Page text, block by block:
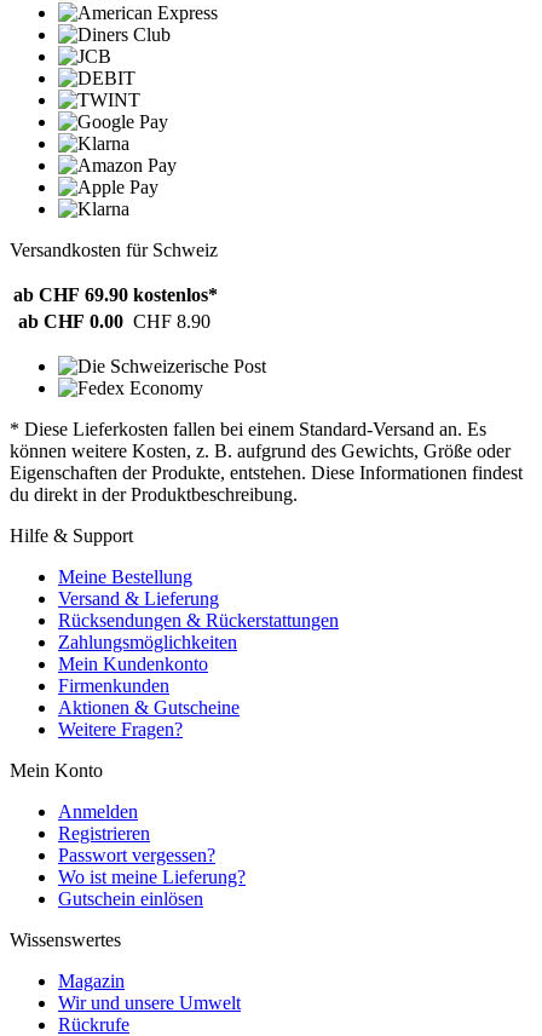
Versandkosten für Schweiz
ab CHF 69.90 kostenlos*
ab CHF 0.00 CHF 8.90
* Diese Lieferkosten fallen bei einem Standard-Versand an. Es
können weitere Kosten, z. B. aufgrund des Gewichts, Größe oder
Eigenschaften der Produkte, entstehen. Diese Informationen findest
du direkt in der Produktbeschreibung.
Hilfe & Support
Meine Bestellung
Versand & Lieferung
Rücksendungen & Rückerstattungen
Zahlungsmöglichkeiten
Mein Kundenkonto
Firmenkunden
Aktionen & Gutscheine
Weitere Fragen?
Mein Konto
Anmelden
Registrieren
Passwort vergessen?
Wo ist meine Lieferung?
Gutschein einlösen
Wissenswertes
Magazin
Wir und unsere Umwelt
Rückrufe